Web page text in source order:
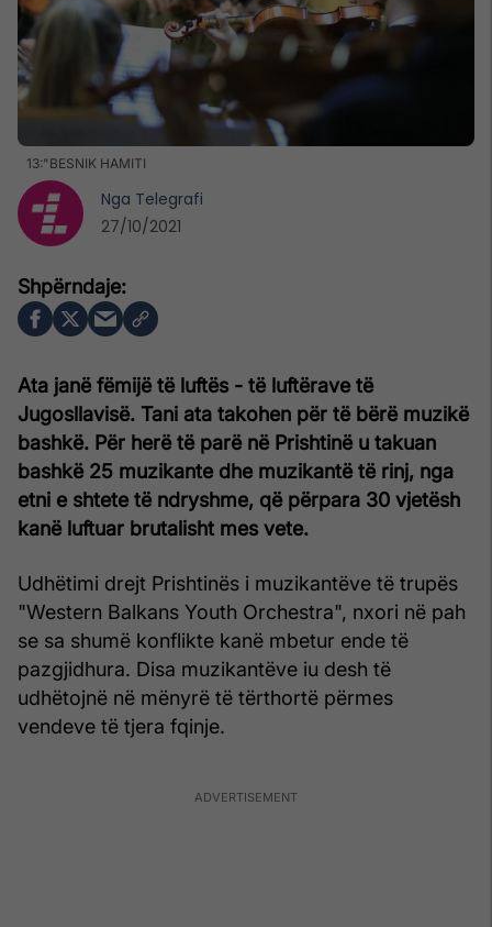
13:"BESNIK HAMITI
Ata janë fëmijë të luftës - të luftërave të
Jugosllavisë. Tani ata takohen për të bërë muzikë
bashkë. Për herë të parë në Prishtinë u takuan
bashkë 25 muzikante dhe muzikantë të rinj, nga
etni e shtete të ndryshme, që përpara 30 vjetësh
kanë luftuar brutalisht mes vete.
Udhëtimi drejt Prishtinës i muzikantëve të trupës
"Western Balkans Youth Orchestra", nxori në pah
se sa shumë konflikte kanë mbetur ende të
pazgjidhura. Disa muzikantëve iu desh të
udhëtojnë në mënyrë të tërthortë përmes
vendeve të tjera fqinje.
Nga Telegrafi
27/10/2021